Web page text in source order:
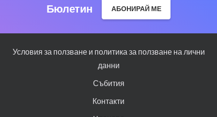
Бюлетин АБОНИРАЙ МЕ
Условия за ползване и политика за ползване на лични
данни
Събития
Контакти